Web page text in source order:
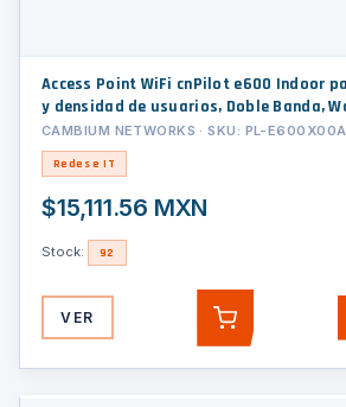
Access Point WiFi cnPilot e600 Indoor
y densidad de usuarios, Doble Banda,
4X4, antena Beamforming
clientes
CAMBIUM NETWORKS · SKU: PL-
Redes e IT
$15,111.56 MXN
Stock: 92
VER AGREGAR